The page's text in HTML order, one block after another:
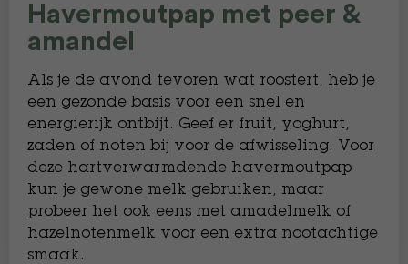
Havermoutpap met peer &
amandel
Als je de avond tevoren wat roostert, heb je
een gezonde basis voor een snel en
energierijk ontbijt. Geef er fruit, yoghurt,
zaden of noten bij voor de afwisseling. Voor
deze hartverwarmdende havermoutpap
kun je gewone melk gebruiken, maar
probeer het ook eens met amadelmelk of
hazelnotenmelk voor een extra nootachtige
smaak.